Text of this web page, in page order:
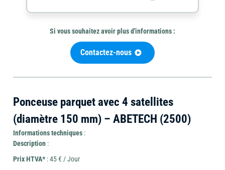
Mini-
pelle
et
Outils
Si vous souhaitez avoir plus d'informations :
Contactez-nous
Ponceuse parquet avec 4 satellites
(diamètre 150 mm) – ABETECH (2500)
Informations techniques :
Description :
Prix HTVA* : 45 € / Jour